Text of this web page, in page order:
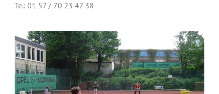
Te.: 01 57 / 70 23 47 38